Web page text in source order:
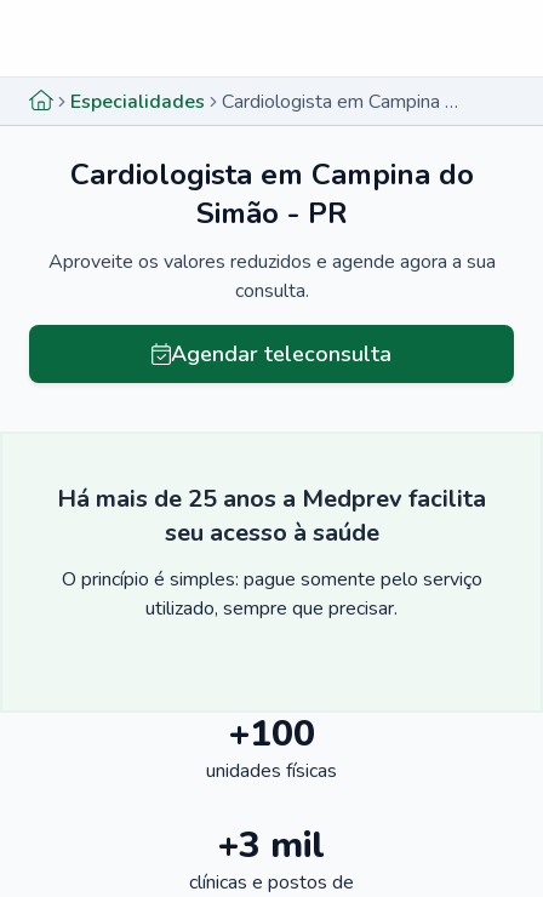
Especialidades Cardiologista em Campina do Simão - PR
Cardiologista em Campina do
Simão - PR
Aproveite os valores reduzidos e agende agora a sua
consulta.
Agendar teleconsulta
Há mais de 25 anos a Medprev facilita
seu acesso à saúde
O princípio é simples: pague somente pelo serviço
utilizado, sempre que precisar.
+100
unidades físicas
+3 mil
clínicas e postos de